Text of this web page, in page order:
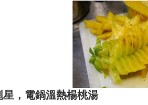
星，電鍋溫熱楊桃湯